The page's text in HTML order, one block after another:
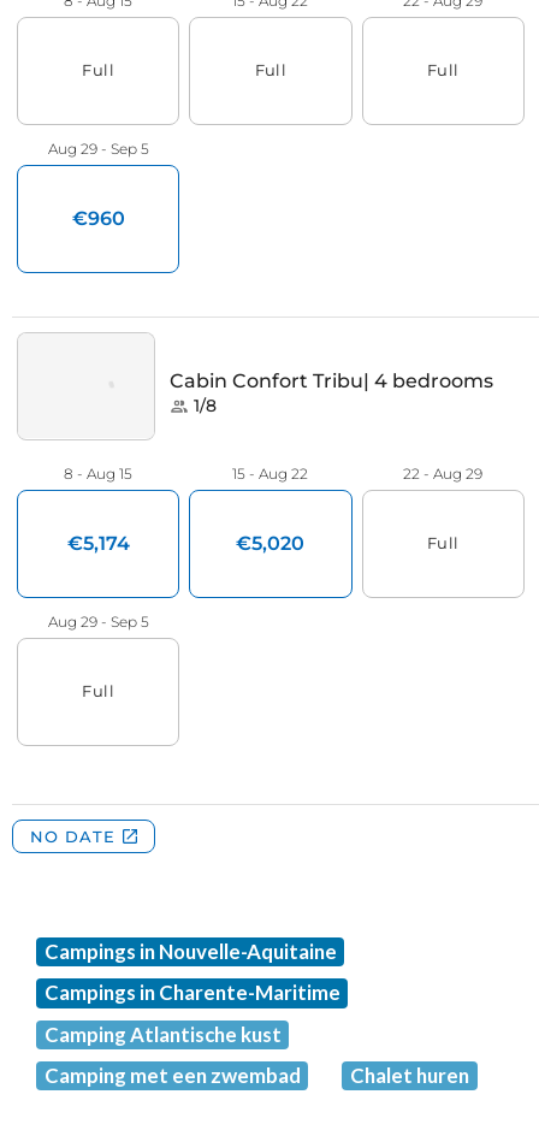
Campings in Nouvelle-Aquitaine
Campings in Charente-Maritime
Camping Atlantische kust
Camping met een zwembad
Chalet huren